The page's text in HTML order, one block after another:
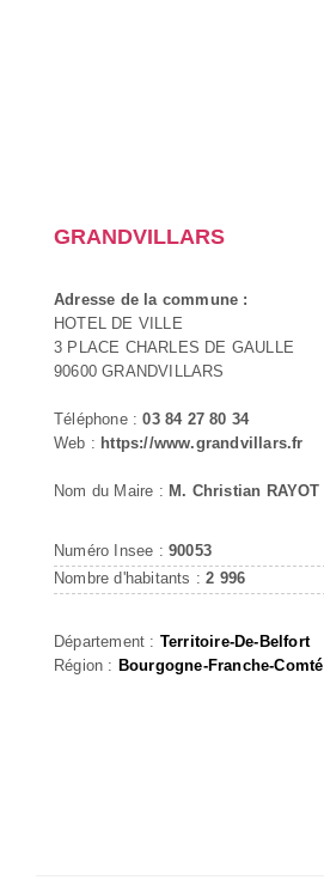
GRANDVILLARS
Adresse de la commune :
HOTEL DE VILLE
3 PLACE CHARLES DE GAULLE
90600 GRANDVILLARS
Téléphone :03 84 27 80 34
Web : https://www.grandvillars.fr
Nom du Maire : M. Christian RAYOT
Numéro Insee : 90053
Nombre d'habitants :2 996
Département : Territoire-De-Belfort
Région : Bourgogne-Franche-Comté